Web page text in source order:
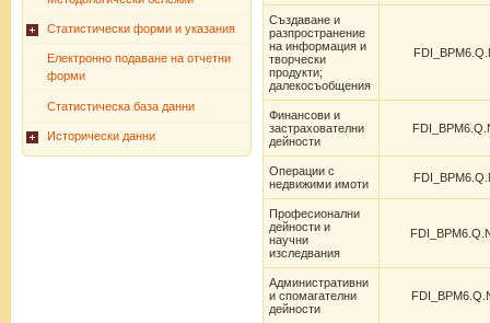
Статистически форми и указания
Електронно подаване на отчетни
форми
Статистическа база данни
Исторически данни
Създаване и
разпространение
на информация и
творчески
продукти;
далекосъобщения
Финансови и
застрахователни
дейности
Операции с
недвижими имоти
Професионални
дейности и
научни
изследвания
Административни
и спомагателни
дейности